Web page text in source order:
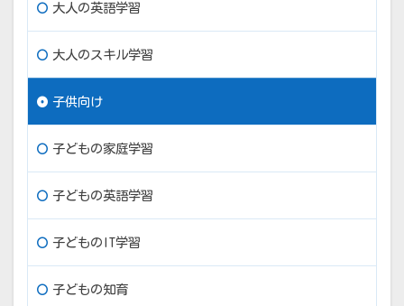
大人の英語学習
大人のスキル学習
子供向け
子どもの家庭学習
子どもの英語学習
子どものIT学習
子どもの知育